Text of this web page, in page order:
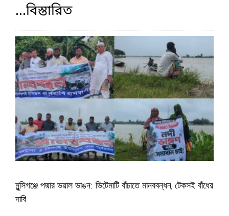
...বিস্তারিত
মুন্সিগঞ্জে পদ্মার ভয়াল ভাঙন: ভিটেমাটি বাঁচাতে মানববন্ধন, টেকসই বাঁধের
দাবি